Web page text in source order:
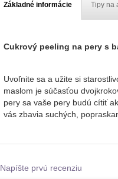
Základné informácie Tipy na
Cukrový peeling na pery s
Uvoľnite sa a užite si
maslom je súčasťou
pery sa vaše pery budú cítiť
vás zbavia suchých,
Napíšte prvú recenziu